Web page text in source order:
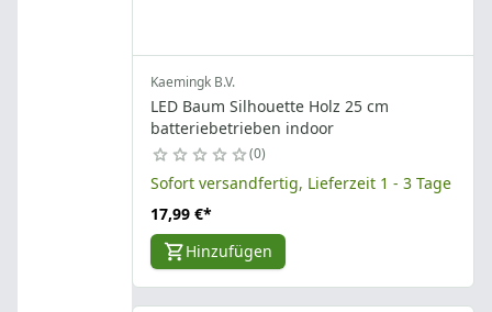
Kaemingk B.V.
LED Baum Silhouette Holz 25 cm
batteriebetrieben indoor
0
Sofort versandfertig, Lieferzeit 1 - 3 Tage
17,99 €*
Hinzufügen